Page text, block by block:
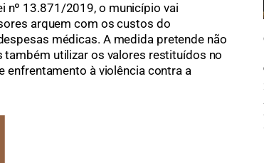
nº 13.871/2019, o município vai
arquem com os custos do
médicas. A medida pretende não
também utilizar os valores restituídos no
à violência contra a